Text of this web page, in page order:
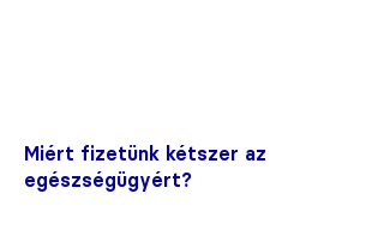
Miért fizetünk kétszer az
egészségügyért?